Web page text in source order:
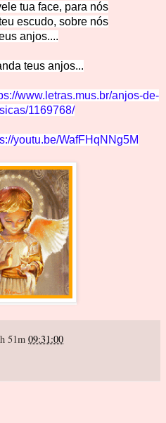
tua face, para nós
escudo, sobre nós
anjos....
teus anjos...
www.letras.mus.br/anjos-de-
1169768/
youtu.be/WafFHqNNg5M
51m 09:31:00